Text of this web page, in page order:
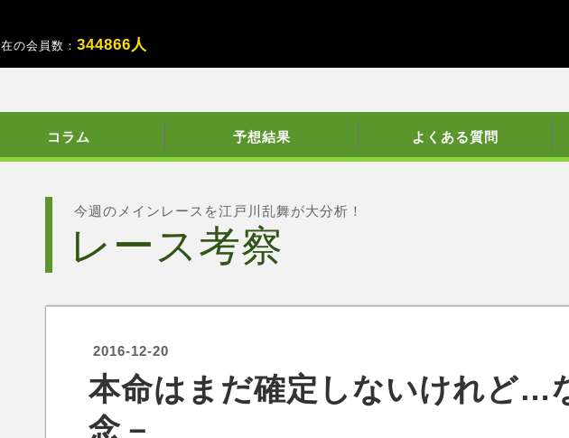
の会員数：344866人
コラム 予想結果 よくある質問
今週のメインレースを江戸川乱舞が大分析！
レース考察
2016-12-20
本命はまだ確定しないけれど…
念－